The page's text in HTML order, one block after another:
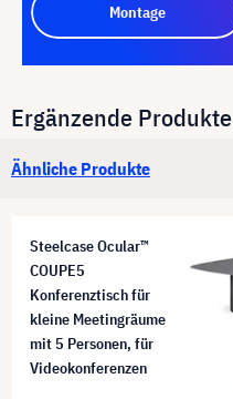
Montage
Ergänzende Produkte
Ähnliche Produkte
Steelcase Ocular™
COUPE5
Konferenztisch für
kleine Meetingräume
mit 5 Personen, für
Videokonferenzen